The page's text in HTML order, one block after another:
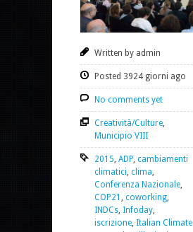
Written by admin
Posted 3924 giorni ago
No comments yet
Creatività/Culture,
Municipio VIII
2015, ADP, cambiamenti
climatici, clima,
Conferenza Nazionale,
COP21 , coworking,
INDCs, Infoday,
iscrizione, Italian Climate